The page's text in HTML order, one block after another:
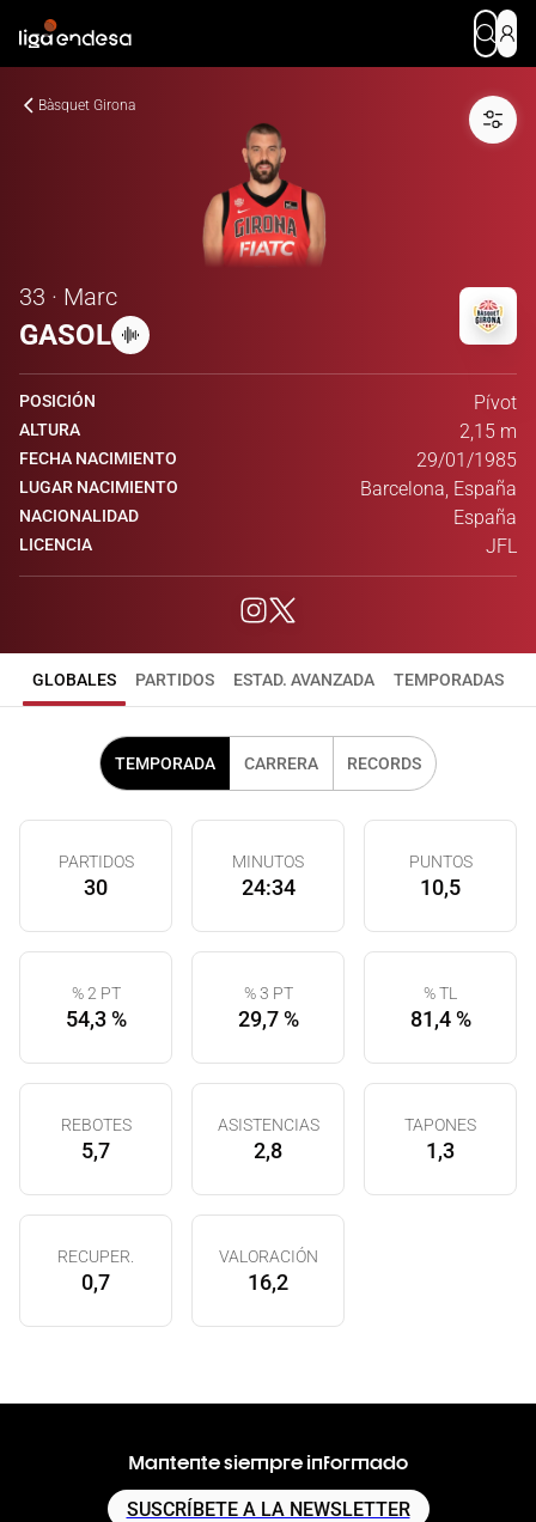
Bàsquet Girona
33 · Marc
GASOL
POSICIÓN Pívot
ALTURA 2,15 m
FECHA NACIMIENTO 29/01/1985
LUGAR NACIMIENTO Barcelona, España
NACIONALIDAD España
LICENCIA JFL
GLOBALES PARTIDOS ESTAD. AVANZADA TEMPORADAS
TEMPORADA CARRERA RECORDS
PARTIDOS
30
MINUTOS
24:34
PUNTOS
10,5
% 2 PT
54,3 %
% 3 PT
29,7 %
% TL
81,4 %
REBOTES
5,7
ASISTENCIAS
2,8
TAPONES
1,3
RECUPER.
0,7
VALORACIÓN
16,2
Mantente siempre informado
SUSCRÍBETE A LA NEWSLETTER